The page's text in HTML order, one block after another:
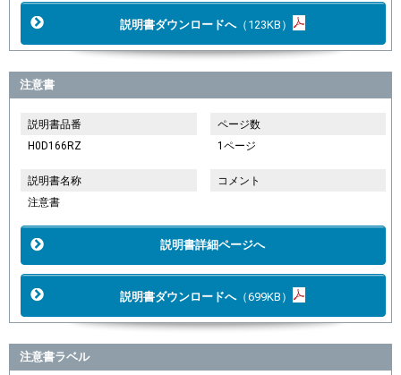
説明書ダウンロードへ（123KB）
注意書
説明書品番
H0D166RZ
ページ数
1ページ
説明書名称
注意書
コメント
説明書詳細ページへ
説明書ダウンロードへ（699KB）
注意書ラベル